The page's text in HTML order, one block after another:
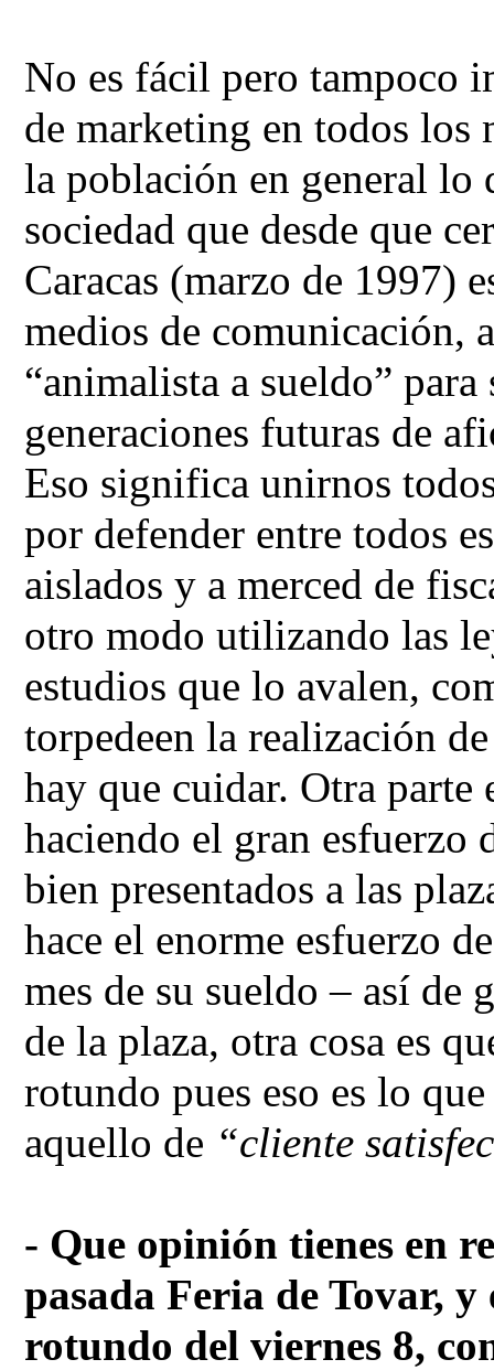
No es fácil pero tampoco
de marketing en todos los
la población en general lo
sociedad que desde que
Caracas (marzo de 1997)
medios de comunicación,
“animalista a sueldo”
generaciones futuras de
Eso significa unirnos
por defender entre todos
aislados y a merced de
otro modo utilizando las
estudios que lo avalen,
torpedeen la realización
hay que cuidar. Otra parte
haciendo el gran
bien presentados a las
hace el enorme esfuerzo
mes de su sueldo – así de
de la plaza, otra cosa es
rotundo pues eso es lo
aquello de “cliente
- Que opinión tienes en
pasada Feria de Tovar,
rotundo del viernes 8,